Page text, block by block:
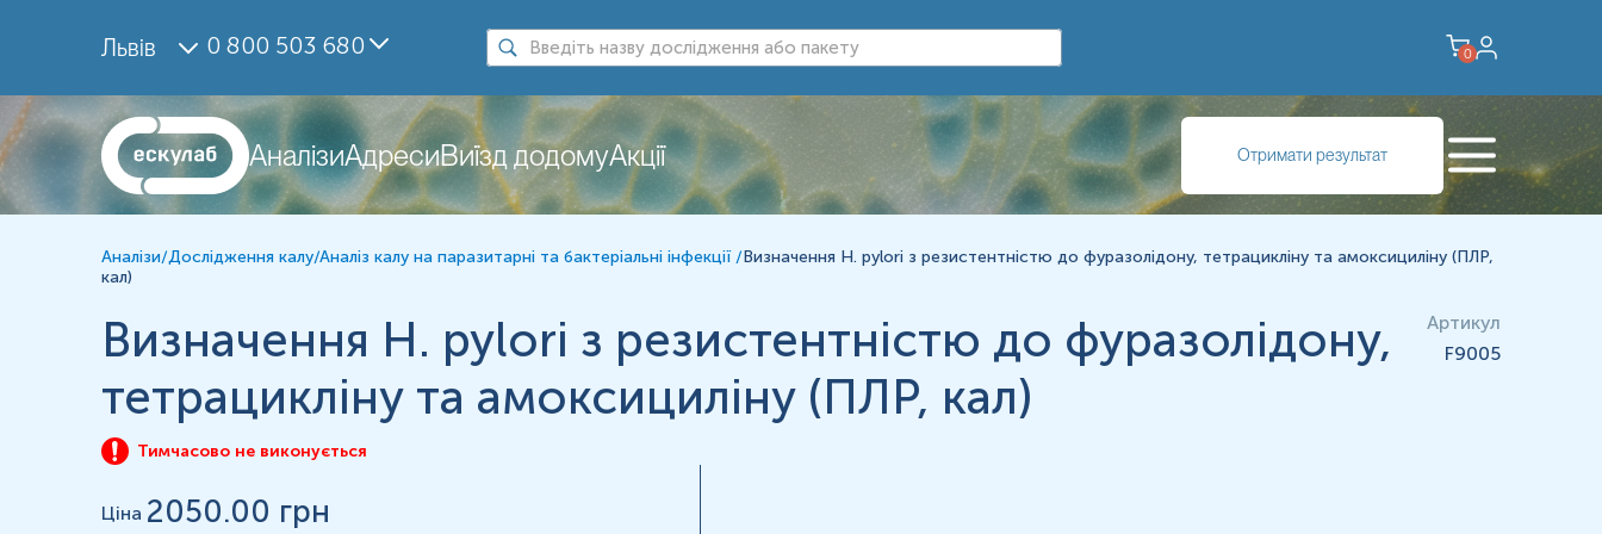
Львів 0 800 503 680 0
АналізиАдресиВиїзд додомуАкції Отримати результат
H. pylori, ПЛР, якісне визначення
Резистентність Helicobacter pylori до амоксициліну
Резистентність Helicobacter pylori до тетрацикліну
Матеріал
кал
Загальна характеристика
Інтерферуючі чинники
Інтерпретація
Аналізи/Дослідження калу/Аналіз калу на паразитарні та бактеріальні інфекції /Визначення H. pylori з резистентністю до фуразолідону, тетрацикліну та амоксициліну (ПЛР,
кал)
Визначення H. pylori з резистентністю до фуразолідону,
тетрацикліну та амоксициліну (ПЛР, кал)
Артикул
F9005
Тимчасово не виконується
Ціна 2050.00 грн